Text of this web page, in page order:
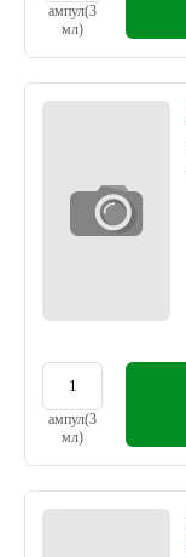
ампул(3
мл)
ампул(3
мл)